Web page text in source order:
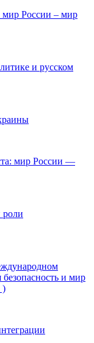
мир России – мир
и русском
мир России —
и мир
)